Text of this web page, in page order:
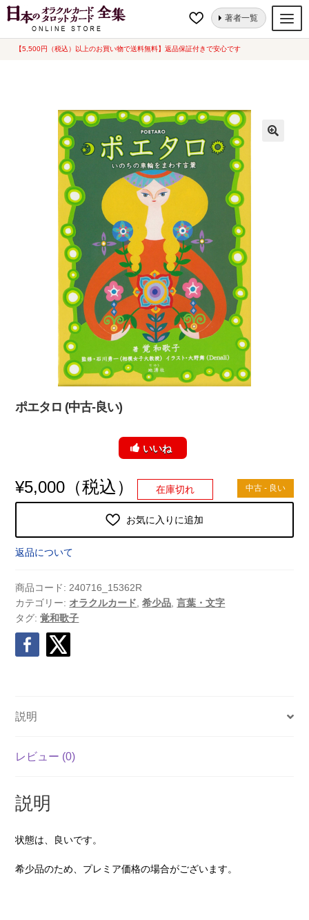
【5,500円（税込）以上のお買い物で送料無料】返品保証付きで安心です
ナ
コ
著者一覧
オラクルカード
ルノルマンカード
トランプ
中古一覧
カード関連グッズ
ホーム オラクルカード 言葉・文字 ポエタロ (中古-良い)
ポエタロ (中古-良い)
いいね
中古 - 良い
¥5,000 （税込） 在庫切れ
お気に入りに追加
返品について
商品コード: 240716_15362R
カテゴリー: オラクルカード ,希少品 ,言葉・文字
タグ:覚和歌子
説明
レビュー (0)
説明
状態は、良いです。
希少品のため、プレミア価格の場合がございます。